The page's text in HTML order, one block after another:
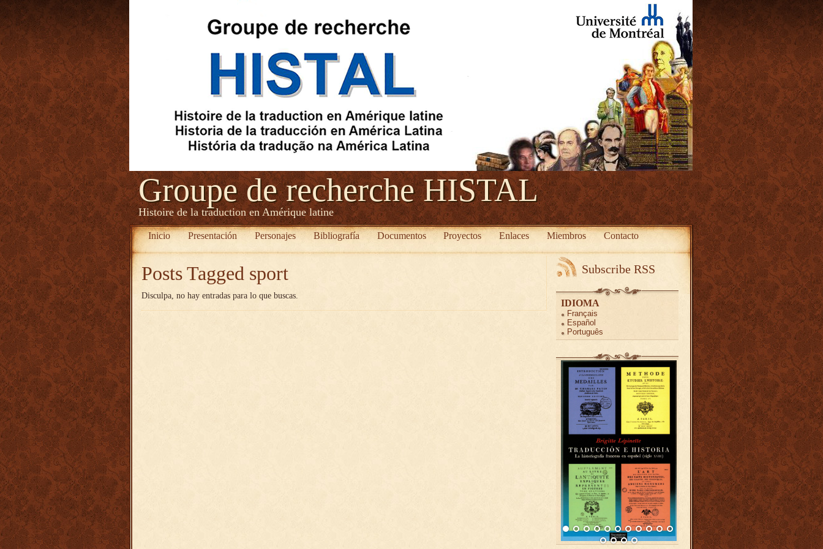
Groupe de recherche HISTAL
Histoire de la traduction en Amérique latine
Inicio Presentación Personajes Bibliografía Documentos Proyectos Enlaces Miembros Contacto
Posts Tagged sport
Disculpa, no hay entradas para lo que buscas.
Subscribe RSS
IDIOMA
Français
Español
Português